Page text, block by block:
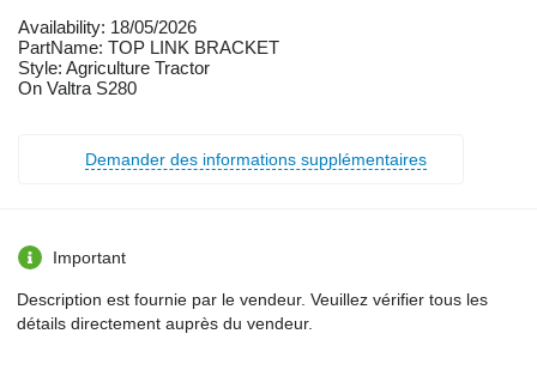
Availability: 18/05/2026
PartName: TOP LINK BRACKET
Style: Agriculture Tractor
On Valtra S280
Demander des informations supplémentaires
Important
Description est fournie par le vendeur. Veuillez vérifier tous les
détails directement auprès du vendeur.